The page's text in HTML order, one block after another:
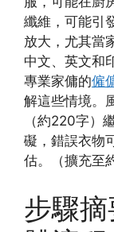
纖維，可能引
放大，尤其當
中文、英文和
專業家傭的僱
解這些情境。
（約220字）
礙，錯誤衣物
估。（擴充至
步驟